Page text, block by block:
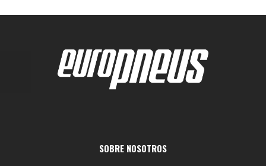
SOBRE NOSOTROS